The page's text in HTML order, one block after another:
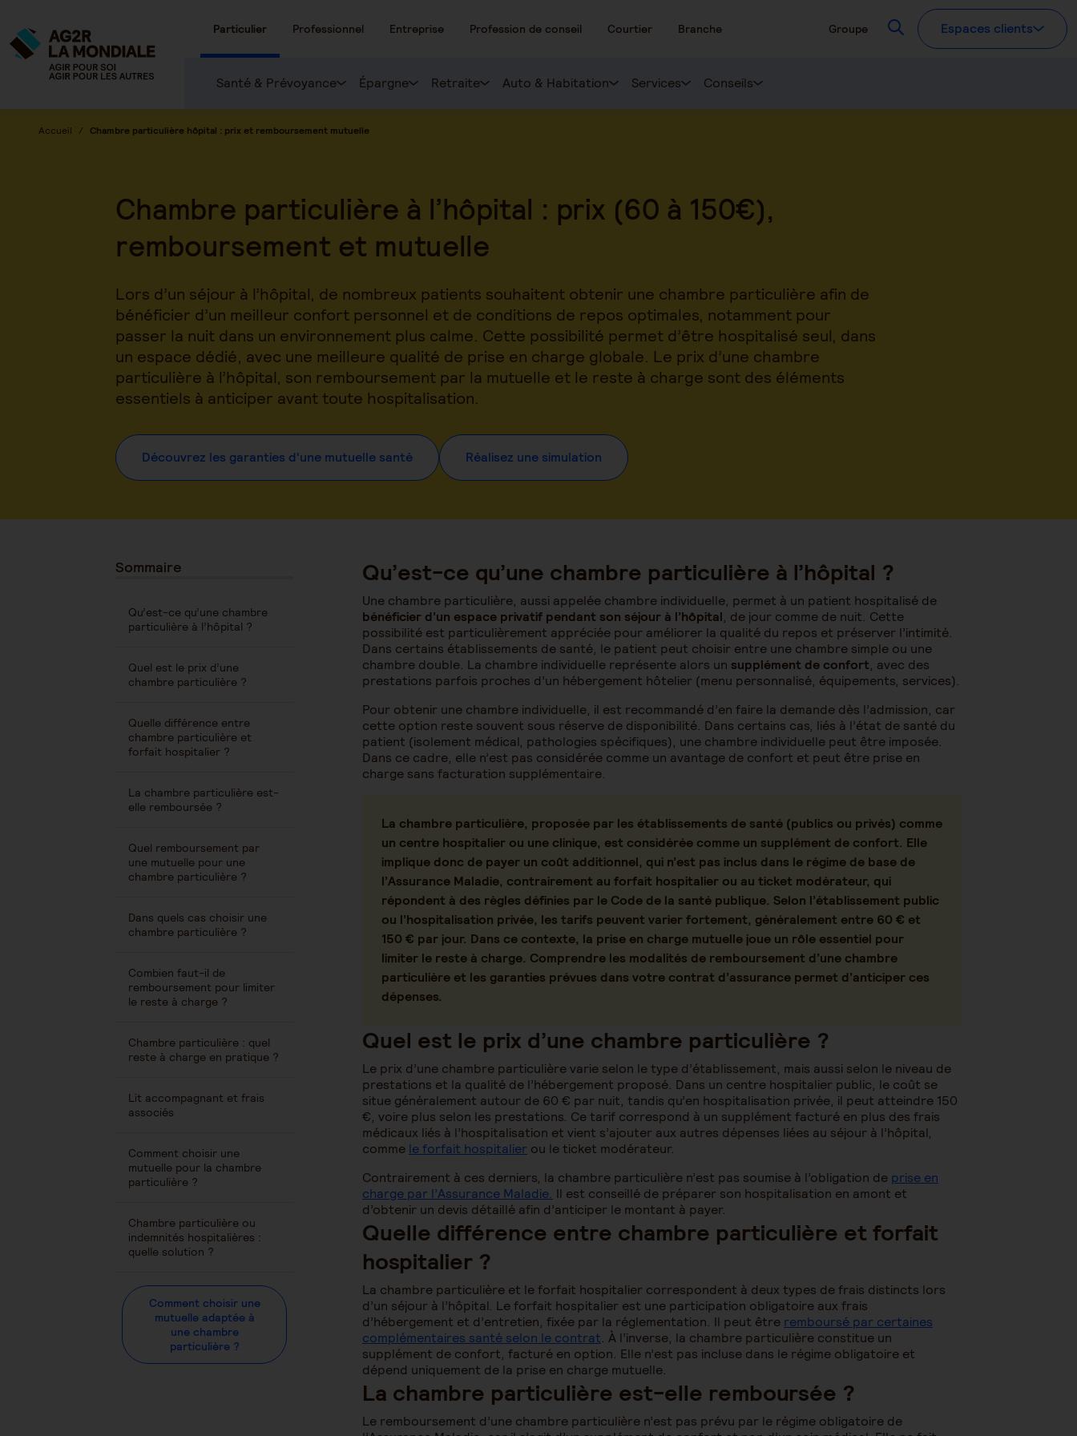
Particulier Professionnel Entreprise Profession de conseil Courtier Branche Groupe RecherchezEspaces clients
Santé & Prévoyance Épargne Retraite Auto & Habitation Services Conseils
Accueil Chambre particulière hôpital : prix et remboursement mutuelle
Chambre particulière à l’hôpital : prix (60 à 150€),
remboursement et mutuelle
Lors d’un séjour à l’hôpital, de nombreux patients souhaitent obtenir une chambre particulière afin de
bénéficier d’un meilleur confort personnel et de conditions de repos optimales, notamment pour
passer la nuit dans un environnement plus calme. Cette possibilité permet d’être hospitalisé seul, dans
un espace dédié, avec une meilleure qualité de prise en charge globale. Le prix d’une chambre
particulière à l’hôpital, son remboursement par la mutuelle et le reste à charge sont des éléments
essentiels à anticiper avant toute hospitalisation.
Découvrez les garanties d'une mutuelle santé Réalisez une simulation
Sommaire
Qu’est-ce qu’une chambre
particulière à l’hôpital ?
Quel est le prix d’une
chambre particulière ?
Quelle différence entre
chambre particulière et
forfait hospitalier ?
La chambre particulière est-
elle remboursée ?
Quel remboursement par
une mutuelle pour une
chambre particulière ?
Dans quels cas choisir une
chambre particulière ?
Combien faut-il de
remboursement pour limiter
le reste à charge ?
Chambre particulière : quel
reste à charge en pratique ?
Lit accompagnant et frais
associés
Comment choisir une
mutuelle pour la chambre
particulière ?
Chambre particulière ou
indemnités hospitalières :
quelle solution ?
Comment choisir une
mutuelle adaptée à
une chambre
particulière ?
Qu’est-ce qu’une chambre particulière à l’hôpital ?
Une chambre particulière, aussi appelée chambre individuelle, permet à un patient hospitalisé de
bénéficier d’un espace privatif pendant son séjour à l’hôpital, de jour comme de nuit. Cette
possibilité est particulièrement appréciée pour améliorer la qualité du repos et préserver l’intimité.
Dans certains établissements de santé, le patient peut choisir entre une chambre simple ou une
chambre double. La chambre individuelle représente alors un supplément de confort, avec des
prestations parfois proches d’un hébergement hôtelier (menu personnalisé, équipements, services).
Pour obtenir une chambre individuelle, il est recommandé d’en faire la demande dès l’admission, car
cette option reste souvent sous réserve de disponibilité. Dans certains cas, liés à l’état de santé du
patient (isolement médical, pathologies spécifiques), une chambre individuelle peut être imposée.
Dans ce cadre, elle n’est pas considérée comme un avantage de confort et peut être prise en
charge sans facturation supplémentaire.
La chambre particulière, proposée par les établissements de santé (publics ou privés) comme
un centre hospitalier ou une clinique, est considérée comme un supplément de confort. Elle
implique donc de payer un coût additionnel, qui n’est pas inclus dans le régime de base de
l’Assurance Maladie, contrairement au forfait hospitalier ou au ticket modérateur, qui
répondent à des règles définies par le Code de la santé publique. Selon l’établissement public
ou l’hospitalisation privée, les tarifs peuvent varier fortement, généralement entre 60 € et
150 € par jour. Dans ce contexte, la prise en charge mutuelle joue un rôle essentiel pour
limiter le reste à charge. Comprendre les modalités de remboursement d’une chambre
particulière et les garanties prévues dans votre contrat d’assurance permet d’anticiper ces
dépenses.
Quel est le prix d’une chambre particulière ?
Le prix d’une chambre particulière varie selon le type d’établissement, mais aussi selon le niveau de
prestations et la qualité de l’hébergement proposé. Dans un centre hospitalier public, le coût se
situe généralement autour de 60 € par nuit, tandis qu’en hospitalisation privée, il peut atteindre 150
€, voire plus selon les prestations. Ce tarif correspond à un supplément facturé en plus des frais
médicaux liés à l’hospitalisation et vient s’ajouter aux autres dépenses liées au séjour à l’hôpital,
comme le forfait hospitalier ou le ticket modérateur.
Contrairement à ces derniers, la chambre particulière n’est pas soumise à l’obligation de prise en
charge par l’Assurance Maladie. Il est conseillé de préparer son hospitalisation en amont et
d’obtenir un devis détaillé afin d’anticiper le montant à payer.
Quelle différence entre chambre particulière et forfait
hospitalier ?
La chambre particulière et le forfait hospitalier correspondent à deux types de frais distincts lors
d’un séjour à l’hôpital. Le forfait hospitalier est une participation obligatoire aux frais
d’hébergement et d’entretien, fixée par la réglementation. Il peut être remboursé par certaines
complémentaires santé selon le contrat. À l’inverse, la chambre particulière constitue un
supplément de confort, facturé en option. Elle n’est pas incluse dans le régime obligatoire et
dépend uniquement de la prise en charge mutuelle.
La chambre particulière est-elle remboursée ?
Le remboursement d’une chambre particulière n’est pas prévu par le régime obligatoire de